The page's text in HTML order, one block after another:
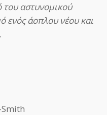
του αστυνομικού
ενός άοπλου νέου και